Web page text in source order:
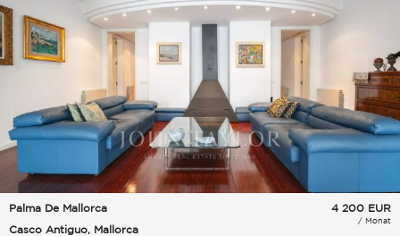
Palma De Mallorca
Casco Antiguo, Mallorca
4 200 EUR
/ Monat